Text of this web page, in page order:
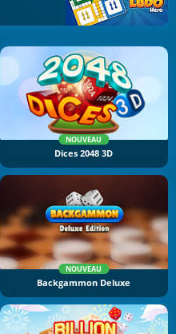
NOUVEAU
Dices 2048 3D
NOUVEAU
Backgammon Deluxe